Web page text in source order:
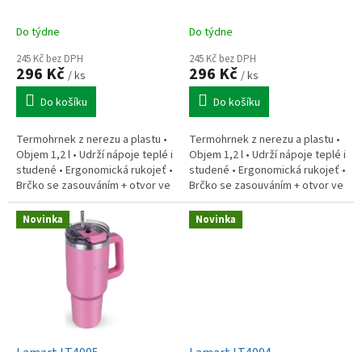
Do týdne
245 Kč bez DPH
296 Kč / ks
Do košíku
Termohrnek z nerezu a plastu •
Objem 1,2 l • Udrží nápoje teplé i
studené • Ergonomická rukojeť •
Brčko se zasouváním + otvor ve
víčku pro pití • Nerezová vložka
– vysoká...
Do týdne
245 Kč bez DPH
296 Kč / ks
Do košíku
Termohrnek z nerezu a plastu •
Objem 1,2 l • Udrží nápoje teplé i
studené • Ergonomická rukojeť •
Brčko se zasouváním + otvor ve
víčku pro pití • Nerezová vložka
– vysoká...
Novinka Novinka